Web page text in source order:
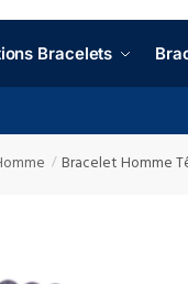
Bracelets
/ Bracelet Homme